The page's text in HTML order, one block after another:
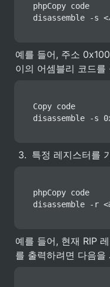
phpCopy code
disassemble -s <
예를 들어, 주소
이의 어셈블리 코드를
Copy code
disassemble -s
3. 특정 레지스터를
phpCopy code
disassemble -r <
예를 들어, 현재 RIP
를 출력하려면 다음을